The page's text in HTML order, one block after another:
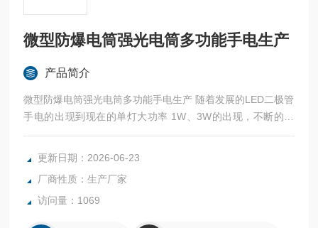
微型防爆电筒强光电筒多功能手电生产
产品简介
微型防爆电筒强光电筒多功能手电生产 随着发展的LED二极管
手电的出现到现在的单灯大功率 1W、3W的出现，不断的丰
富大家的手电选择。尤其是航空铝合金的金属手电的出现让很
多买家心动。
更新日期：2026-06-23
厂商性质：生产厂家
访问量：1069